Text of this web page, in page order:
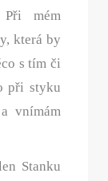
mém
která by
s tím či
při styku
vnímám
Stanku